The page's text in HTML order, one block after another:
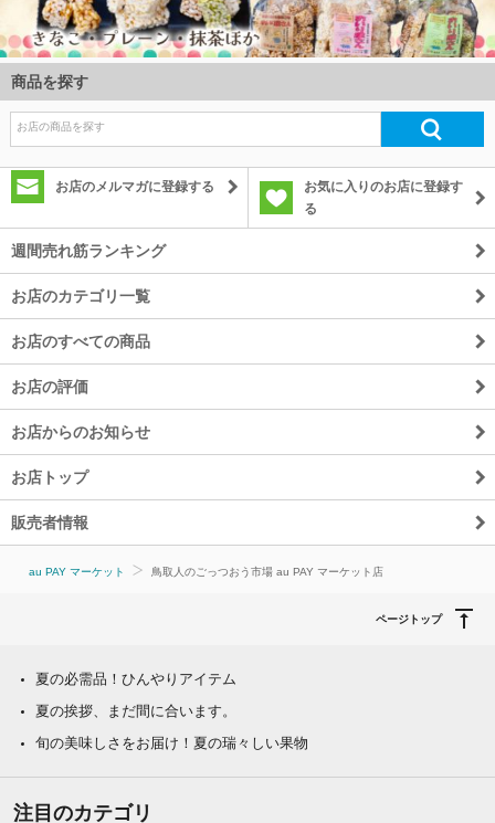
商品を探す
お店のメルマガに登録する
お気に入りのお店に登録す
る
週間売れ筋ランキング
お店のカテゴリ一覧
お店のすべての商品
お店の評価
お店からのお知らせ
お店トップ
販売者情報
au PAY マーケット 鳥取人のごっつおう市場 au PAY マーケット店
ページトップ
夏の必需品！ひんやりアイテム
夏の挨拶、まだ間に合います。
旬の美味しさをお届け！夏の瑞々しい果物
注目のカテゴリ